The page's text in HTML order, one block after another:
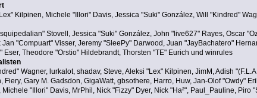
Kilpinen, Michele "Illori" Davis, Jessica "Suki" González, Will "Kindred"
Stovell, Jessica "Suki" González, John "live627" Rayes, Oscar
Jan "Compuart" Visser, Jeremy "SleePy" Darwood, Juan "JayBachatero"
Eser, Theodore "Orstio" Hildebrandt, Thorsten "TE" Eurich und winrules
Wagner, lurkalot, shadav, Steve, Aleksi "Lex" Kilpinen, JimM, Adish
Fiery, Gary M. Gadsdon, GigaWatt, gbsothere, Harro, Huw, Jan-Olof "Owdy"
Michele "Illori" Davis, MrPhil, Nick "Fizzy" Dyer, Nick "Ha²", Paul_Pauline,